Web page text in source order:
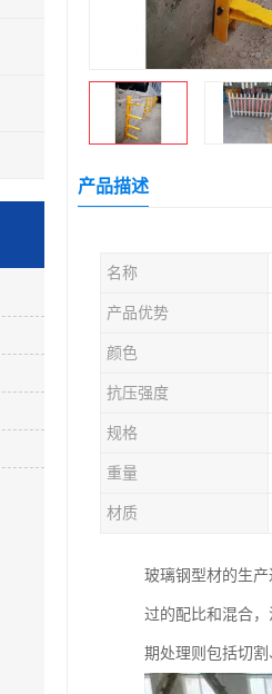
产品描述
名称
产品优势
颜色
抗压强度
规格
重量
材质
玻璃钢型材的生
过的配比和混合
期处理则包括切割